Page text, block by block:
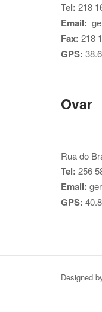
Tel: 218
Email:
Fax: 218
GPS:
Ovar
Rua do
Tel: 256
Email:
GPS:
Designed